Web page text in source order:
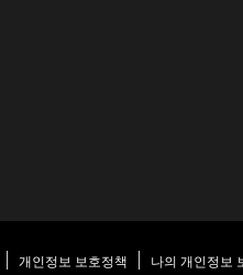
개인정보 보호정책 나의 개인정보